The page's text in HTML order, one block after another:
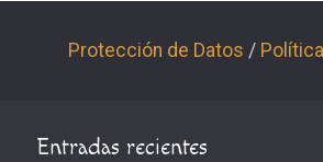
Protección de Datos /
Entradas recientes